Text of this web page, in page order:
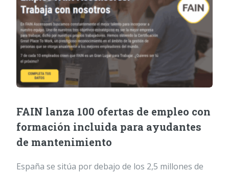
FAIN lanza 100 ofertas de empleo con
formación incluida para ayudantes
de mantenimiento
España se sitúa por debajo de los 2,5 millones de